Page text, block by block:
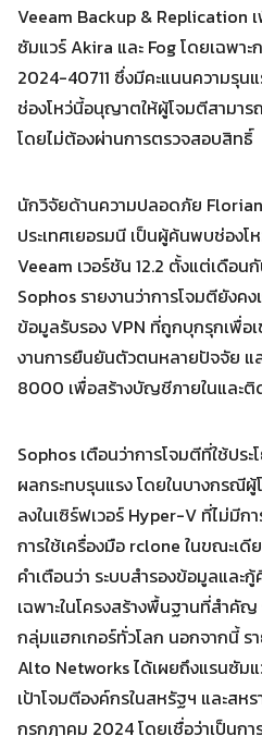
Search
for:
Veeam Backup & Replication
ซัมแวร์ Akira และ Fog โดยเฉพาะ
2024-40711 ซึ่งมีคะแนนความรุน
ช่องโหว่นี้อนุญาตให้ผู้โจมตีสามาร
โดยไม่ต้องผ่านการตรวจสอบสิทธิ์
นักวิจัยด้านความปลอดภัย Florian
ประเทศเยอรมนี เป็นผู้ค้นพบช่องโ
Veeam เวอร์ชัน 12.2 ตั้งแต่เดือ
Sophos รายงานว่าการโจมตียัง
ข้อมูลรับรอง VPN ที่ถูกบุกรุกเพื่อเ
งานการยืนยันตัวตนหลายปัจจัย แ
8000 เพื่อสร้างบัญชีภายในและ
Sophos เตือนว่าการโจมตีที่ใช้ปร
ผลกระทบรุนแรง โดยในบางกรณี
ลงในเซิร์ฟเวอร์ Hyper-V ที่ไม่มี
การใช้เครื่องมือ rclone ในขณะเ
คำเตือนว่า ระบบสำรองข้อมูลและ
เฉพาะในโครงสร้างพื้นฐานที่สำคั
กลุ่มแฮกเกอร์ทั่วโลก นอกจากนี้ ร
Alto Networks ได้เผยถึงแรนซัม
เป้าโจมตีองค์กรในสหรัฐฯ และสห
กรกฎาคม 2024 โดยเชื่อว่าเป็นก